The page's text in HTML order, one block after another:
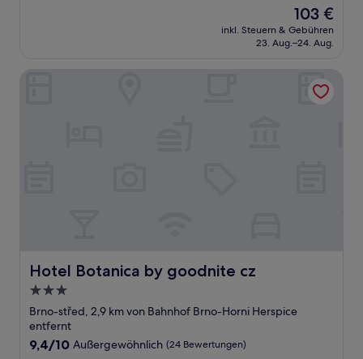
Der
Preis
beträgt
103 €
inkl. Steuern & Gebühren
23. Aug.–24. Aug.
Hotel Botanica by goodnite cz
Hotel Botanica by goodnite cz
3.0-
Sterne-
Unterkunft
Brno-střed, 2,9 km von Bahnhof Brno-Horni Herspice
entfernt
9.4
9,4/10 Außergewöhnlich (24 Bewertungen)